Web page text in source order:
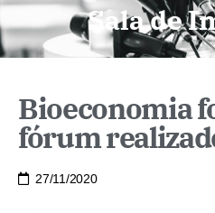
Sala de
Bioeconomia
fórum
27/11/2020